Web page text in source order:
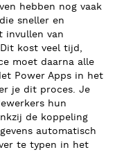
hebben nog vaak
sneller en
invullen van
kost veel tijd,
moet daarna alle
Power Apps in het
je dit proces. Je
hun
de koppeling
automatisch
te typen in het